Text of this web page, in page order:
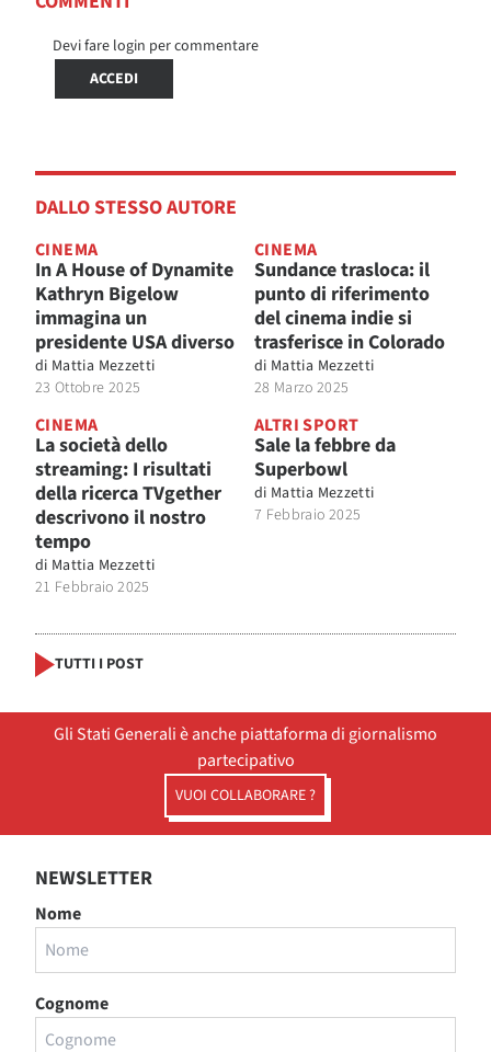
Devi fare login per commentare
ACCEDI
DALLO STESSO AUTORE
CINEMA
In A House of Dynamite
Kathryn Bigelow
immagina un
presidente USA diverso
di Mattia Mezzetti
23 Ottobre 2025
CINEMA
Sundance trasloca: il
punto di riferimento
del cinema indie si
trasferisce in Colorado
di Mattia Mezzetti
28 Marzo 2025
CINEMA
La società dello
streaming: I risultati
della ricerca TVgether
descrivono il nostro
tempo
di Mattia Mezzetti
21 Febbraio 2025
ALTRI SPORT
Sale la febbre da
Superbowl
di Mattia Mezzetti
7 Febbraio 2025
TUTTI I POST
Gli Stati Generali è anche piattaforma di giornalismo
partecipativo
VUOI COLLABORARE ?
NEWSLETTER
Nome
Cognome